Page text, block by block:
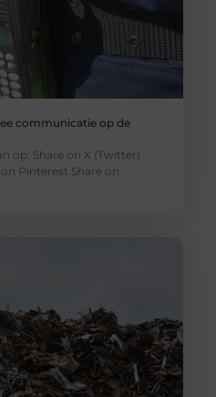
communicatie op de
op: Share on X (Twitter)
Pinterest Share on